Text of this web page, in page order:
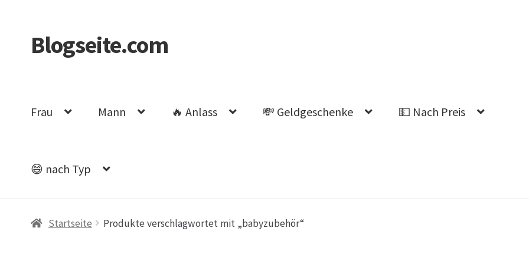
Zur
Navigation
Zum
Blogseite.com
Frau Mann 🔥 Anlass 💸 Geldgeschenke 💵 Nach Preis
😄 nach Typ
StartDatenschutzerklärung Impressum Keine Ahnung welches Geschenk?
Startseite Produkte verschlagwortet mit „babyzubehör“